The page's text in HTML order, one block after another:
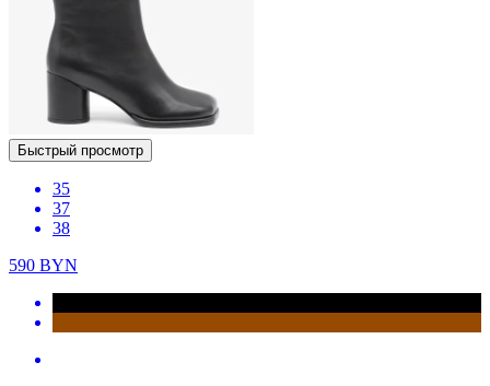
Быстрый просмотр
35
37
38
590 BYN